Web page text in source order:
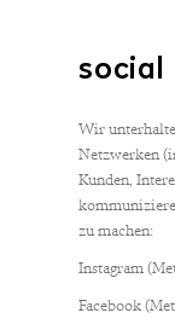
social
Wir
Netzwerken
Kunden,
zu machen:
Instagram
Facebook